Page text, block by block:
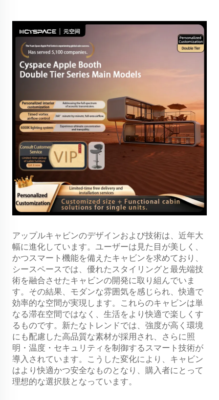
アップルキャビンのデザインおよび技術は、近年大
幅に進化しています。ユーザーは見た目が美しく、
かつスマート機能を備えたキャビンを求めており、
シースペースでは、優れたスタイリングと最先端技
術を融合させたキャビンの開発に取り組んでいま
す。その結果、モダンな雰囲気を感じられ、快適で
効率的な空間が実現します。これらのキャビンは単
なる滞在空間ではなく、生活をより快適で楽しくす
るものです。新たなトレンドでは、強度が高く環境
にも配慮した高品質な素材が採用され、さらに照
明・温度・セキュリティを制御するスマート技術が
導入されています。こうした変化により、キャビン
はより快適かつ安全なものとなり、購入者にとって
理想的な選択肢となっています。